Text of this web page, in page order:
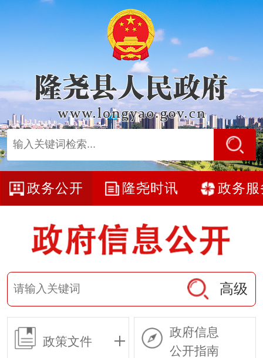
政务公开 隆尧时讯 政务服
高级
政策文件
政府信息
公开指南